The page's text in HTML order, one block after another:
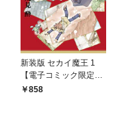
新装版 セカイ魔王 1
【電子コミック限定特
典付き】
858